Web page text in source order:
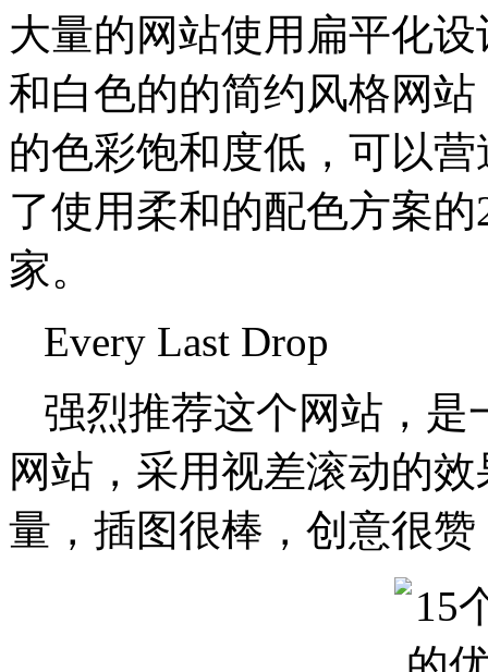
大量的网站使用扁平化
和白色的的简约风格网
的色彩饱和度低，可以
了使用柔和的配色方案
家。
Every Last Drop
强烈推荐这个网站，是
网站，采用视差滚动的
量，插图很棒，创意很